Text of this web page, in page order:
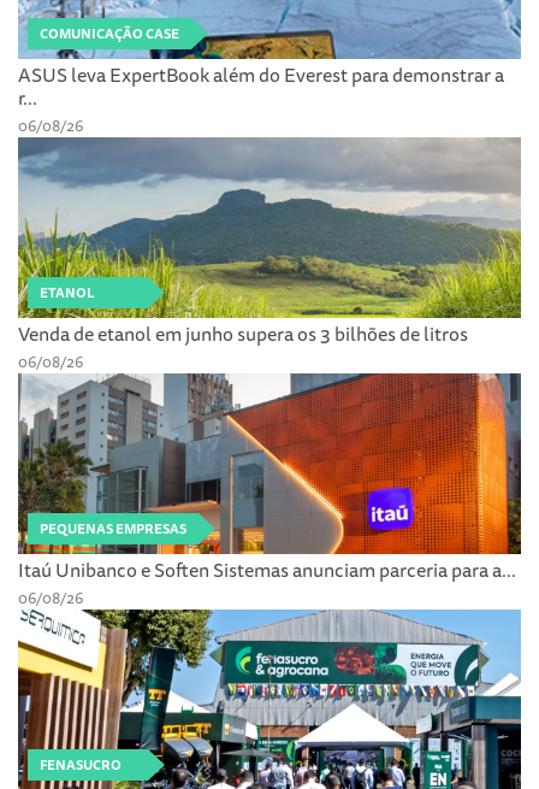
COMUNICAÇÃO CASE
ASUS leva ExpertBook além do Everest para demonstrar a
r...
06/08/26
ETANOL
Venda de etanol em junho supera os 3 bilhões de litros
06/08/26
PEQUENAS EMPRESAS
Itaú Unibanco e Soften Sistemas anunciam parceria para a...
06/08/26
FENASUCRO